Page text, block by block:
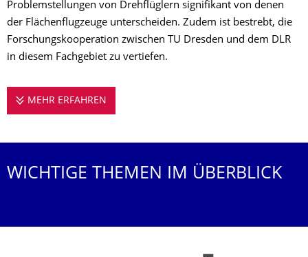
Problemstellungen von Drehflüglern signifikant von denen
der Flächenflugzeuge unterscheiden. Zudem ist bestrebt, die
Forschungskooperation zwischen TU Dresden und dem DLR
in diesem Fachgebiet zu vertiefen.
MEHR ERFAHREN
WICHTIGE THEMEN IM ÜBERBLICK